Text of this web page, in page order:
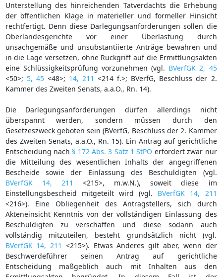
Unterstellung des hinreichenden Tatverdachts die Erhebung
der öffentlichen Klage in materieller und formeller Hinsicht
rechtfertigt. Denn diese Darlegungsanforderungen sollen die
Oberlandesgerichte vor einer Überlastung durch
unsachgemäße und unsubstantiierte Anträge bewahren und
in die Lage versetzen, ohne Rückgriff auf die Ermittlungsakten
eine Schlüssigkeitsprüfung vorzunehmen (vgl. BVerfGK 2, 45
<50>; 5, 45<48>; 14, 211 <214 f.>; BVerfG, Beschluss der 2.
Kammer des Zweiten Senats, a.a.O., Rn. 14).
Die Darlegungsanforderungen dürfen allerdings nicht
überspannt werden, sondern müssen durch den
Gesetzeszweck geboten sein (BVerfG, Beschluss der 2. Kammer
des Zweiten Senats, a.a.O., Rn. 15). Ein Antrag auf gerichtliche
Entscheidung nach § 172 Abs. 3 Satz 1 StPO erfordert zwar nur
die Mitteilung des wesentlichen Inhalts der angegriffenen
Bescheide sowie der Einlassung des Beschuldigten (vgl.
BVerfGK 14, 211
<215>, m.w.N.), soweit diese im
Einstellungsbescheid mitgeteilt wird (vgl. BVerfGK 14, 211
<216>). Eine Obliegenheit des Antragstellers, sich durch
Akteneinsicht Kenntnis von der vollständigen Einlassung des
Beschuldigten zu verschaffen und diese sodann auch
vollständig mitzuteilen, besteht grundsätzlich nicht (vgl.
BVerfGK 14, 211 <215>). Etwas Anderes gilt aber, wenn der
Beschwerdeführer seinen Antrag auf gerichtliche
Entscheidung maßgeblich auch mit Inhalten aus den